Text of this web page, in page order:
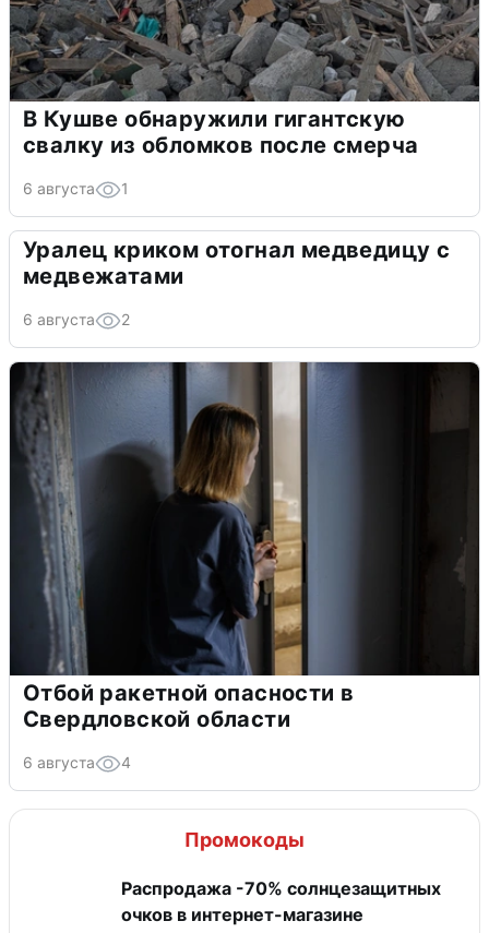
В Кушве обнаружили гигантскую
свалку из обломков после смерча
6 августа 1
Уралец криком отогнал медведицу с
медвежатами
6 августа 2
Отбой ракетной опасности в
Свердловской области
6 августа 4
Промокоды
Распродажа -70% солнцезащитных
очков в интернет-магазине